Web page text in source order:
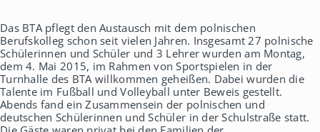
Das BTA pflegt den Austausch mit dem polnischen
Berufskolleg schon seit vielen Jahren. Insgesamt 27 polnische
Schülerinnen und Schüler und 3 Lehrer wurden am Montag,
dem 4. Mai 2015, im Rahmen von Sportspielen in der
Turnhalle des BTA willkommen geheißen. Dabei wurden die
Talente im Fußball und Volleyball unter Beweis gestellt.
Abends fand ein Zusammensein der polnischen und
deutschen Schülerinnen und Schüler in der Schulstraße statt.